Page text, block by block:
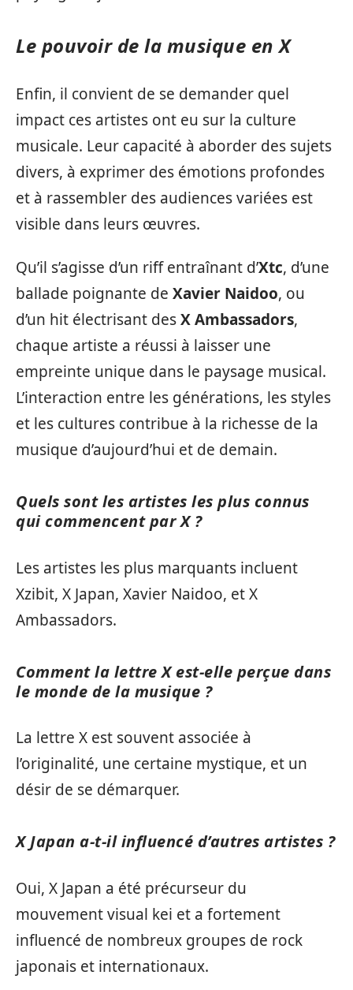
Le pouvoir de la musique en X
Enfin, il convient de se demander quel
impact ces artistes ont eu sur la culture
musicale. Leur capacité à aborder des sujets
divers, à exprimer des émotions profondes
et à rassembler des audiences variées est
visible dans leurs œuvres.
Qu’il s’agisse d’un riff entraînant d’Xtc, d’une
ballade poignante de Xavier Naidoo, ou
d’un hit électrisant desX Ambassadors,
chaque artiste a réussi à laisser une
empreinte unique dans le paysage musical.
L’interaction entre les générations, les styles
et les cultures contribue à la richesse de la
musique d’aujourd’hui et de demain.
Quels sont les artistes les plus connus
qui commencent par X ?
Les artistes les plus marquants incluent
Xzibit, X Japan, Xavier Naidoo, et X
Ambassadors.
Comment la lettre X est-elle perçue dans
le monde de la musique ?
La lettre X est souvent associée à
l’originalité, une certaine mystique, et un
désir de se démarquer.
X Japan a-t-il influencé d’autres artistes ?
Oui, X Japan a été précurseur du
mouvement visual kei et a fortement
influencé de nombreux groupes de rock
japonais et internationaux.